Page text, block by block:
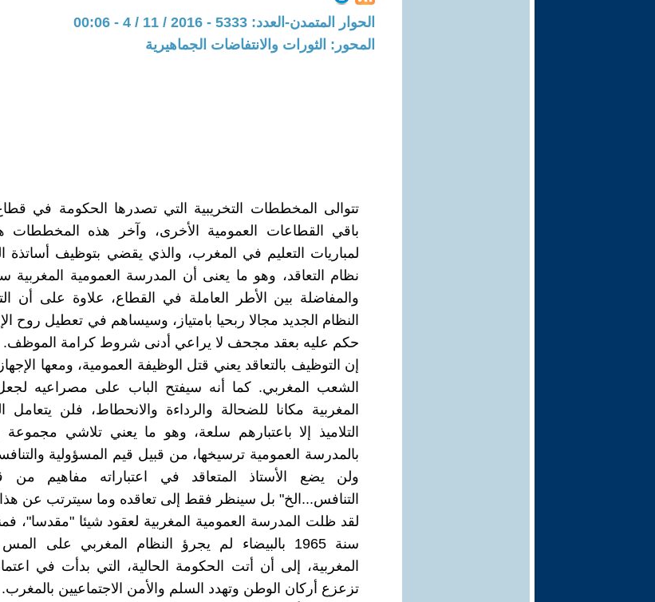
الحوار المتمدن-العدد: 5333 - 2016 / 11 / 4 - 00:06
المحور: الثورات والانتفاضات الجماهيرية
تتوالى المخططات التخريبية التي تصدرها الحكومة في
باقي القطاعات العمومية الأخرى، وآخر هذه
لمباريات التعليم في المغرب، والذي يقضي بتوظيف أساتذة
نظام التعاقد، وهو ما يعنى أن المدرسة العمومية المغربية
والمفاضلة بين الأطر العاملة في القطاع، علاوة على أن
النظام الجديد مجالا ربحيا بامتياز، وسيساهم في تعطيل روح
حكم عليه بعقد مجحف لا يراعي أدنى شروط كرامة الموظف.
إن التوظيف بالتعاقد يعني قتل الوظيفة العمومية، ومعها
الشعب المغربي. كما أنه سيفتح الباب على مصراعيه
المغربية مكانا للضحالة والرداءة والانحطاط، فلن
التلاميذ إلا باعتبارهم سلعة، وهو ما يعني تلاشي
بالمدرسة العمومية ترسيخها، من قبيل قيم المسؤولية
ولن يضع الأستاذ المتعاقد في اعتباراته مفاهيم من
التنافس...الخ" بل سينظر فقط إلى تعاقده وما سيترتب عن هذا
سنة 1965 بالبيضاء لم يجرؤ النظام المغربي على
المغربية، إلى أن أتت الحكومة الحالية، التي بدأت في
تزعزع أركان الوطن وتهدد السلم والأمن الاجتماعيين بالمغرب.